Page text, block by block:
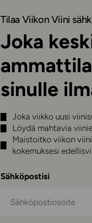
Tilaa Viikon Viini
Joka
sinulle
Joka viikko uusi
Löydä mahtavia
Maistoitko viikon
kokemuksesi
Sähköpostisi